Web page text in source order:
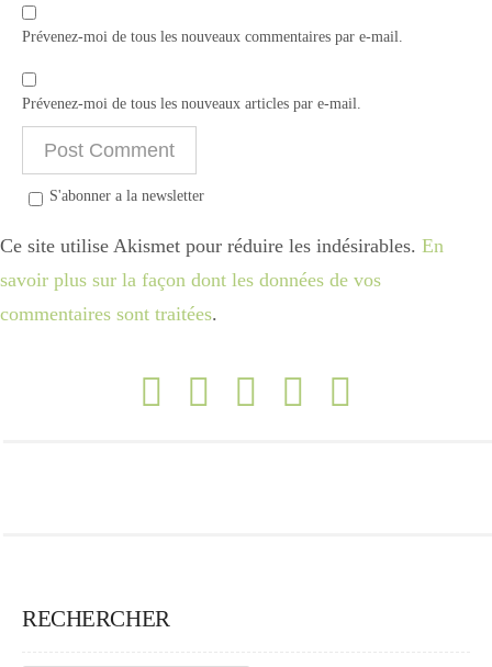
Prévenez-moi de tous les nouveaux commentaires par e-mail.
Prévenez-moi de tous les nouveaux articles par e-mail.
S'abonner a la newsletter
Ce site utilise Akismet pour réduire les indésirables. En
savoir plus sur la façon dont les données de vos
commentaires sont traitées.
RECHERCHER